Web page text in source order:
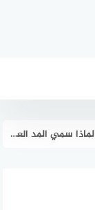
لماذا سمي المد العارض للسكون بهذا الاسم